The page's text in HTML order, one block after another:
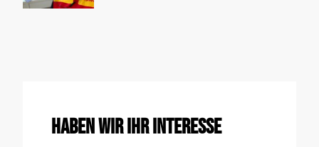
Haben wir Ihr Interesse